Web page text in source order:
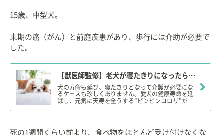
15歳、中型犬。
末期の癌（がん）と前庭疾患があり、歩行には介助が必要で
した。
【獣医師監修】老犬が寝たきりになったらどうする？原因や理由、対処、注意点やポイント、予防法！
犬の寿命も延び、寝たきりとなって介護が必要にな
るケースも珍しくありません。愛犬の健康寿命を延
ばし、元気に天寿を全うする“ピンピンコロリ”が
死の1週間くらい前より、食べ物をほとんど受け付けなくな